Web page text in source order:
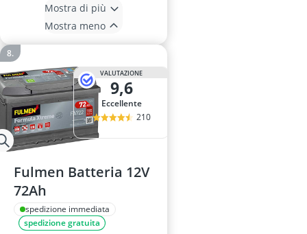
Mostra di più
Mostra meno
VALUTAZIONE
9,6
Eccellente
210
Fulmen Batteria 12V
72Ah
spedizione immediata
spedizione gratuita